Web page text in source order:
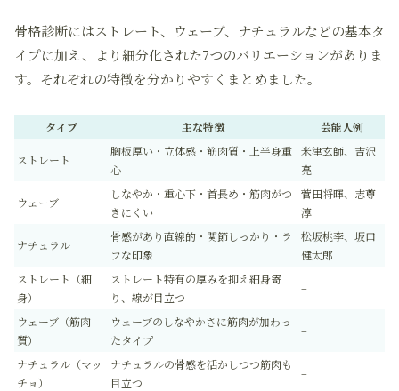
骨格診断にはストレート、ウェーブ、ナチュラルなどの基本タ
イプに加え、より細分化された7つのバリエーションがありま
す。それぞれの特徴を分かりやすくまとめました。
タイプ 主な特徴 芸能人例
ストレート
胸板厚い・立体感・筋肉質・上半身重
心
米津玄師、吉沢
亮
ウェーブ
しなやか・重心下・首長め・筋肉がつ
きにくい
菅田将暉、志尊
淳
ナチュラル
骨感があり直線的・関節しっかり・ラ
フな印象
松坂桃李、坂口
健太郎
ストレート（細
身）
ストレート特有の厚みを抑え細身寄
り、線が目立つ
–
ウェーブ（筋肉
質）
ウェーブのしなやかさに筋肉が加わっ
たタイプ
–
ナチュラル（マッ
チョ）
ナチュラルの骨感を活かしつつ筋肉も
目立つ
–